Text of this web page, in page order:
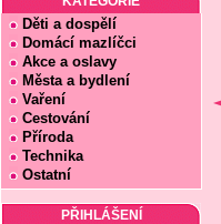
Děti a dospělí
Domácí mazlíčci
Akce a oslavy
Města a bydlení
Vaření
Cestování
Příroda
Technika
Ostatní
PŘIHLÁŠENÍ